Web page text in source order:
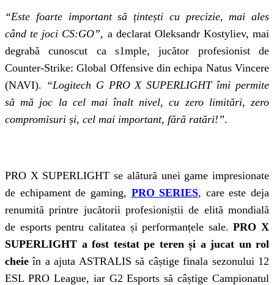
“Este foarte important să țintești cu precizie, mai ales
când te joci CS:GO”, a declarat Oleksandr Kostyliev, mai
degrabă cunoscut ca s1mple, jucător profesionist de
Counter-Strike: Global Offensive din echipa Natus Vincere
(NAVI). “Logitech G PRO X SUPERLIGHT îmi permite
să mă joc la cel mai înalt nivel, cu zero limitări, zero
compromisuri și, cel mai important, fără ratări!”.
PRO X SUPERLIGHT se alătură unei game impresionate
de echipament de gaming, PRO SERIES, care este deja
renumită printre jucătorii profesioniștii de elită mondială
de esports pentru calitatea și performanțele sale.PRO X
SUPERLIGHT a fost testat pe teren și a jucat un rol
cheie în a ajuta ASTRALIS să câștige finala sezonului 12
ESL PRO League, iar G2 Esports să câștige Campionatul